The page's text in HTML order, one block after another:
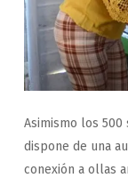
Asimismo los
dispone de una
conexión a ollas